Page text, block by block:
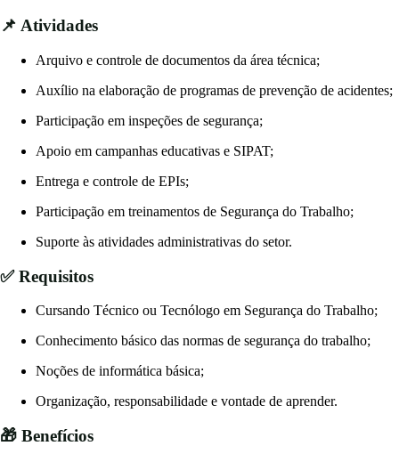
📌 Atividades
Arquivo e controle de documentos da área técnica;
Auxílio na elaboração de programas de prevenção de acidentes;
Participação em inspeções de segurança;
Apoio em campanhas educativas e SIPAT;
Entrega e controle de EPIs;
Participação em treinamentos de Segurança do Trabalho;
Suporte às atividades administrativas do setor.
✅ Requisitos
Cursando Técnico ou Tecnólogo em Segurança do Trabalho;
Conhecimento básico das normas de segurança do trabalho;
Noções de informática básica;
Organização, responsabilidade e vontade de aprender.
🎁 Benefícios